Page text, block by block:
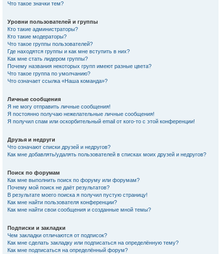
Что такое значки тем?
Уровни пользователей и группы
Кто такие администраторы?
Кто такие модераторы?
Что такое группы пользователей?
Где находятся группы и как мне вступить в них?
Как мне стать лидером группы?
Почему названия некоторых групп имеют разные цвета?
Что такое группа по умолчанию?
Что означает ссылка «Наша команда»?
Личные сообщения
Я не могу отправить личные сообщения!
Я постоянно получаю нежелательные личные сообщения!
Я получил спам или оскорбительный email от кого-то с этой конференции!
Друзья и недруги
Что означают списки друзей и недругов?
Как мне добавлять/удалять пользователей в списках моих друзей и недругов?
Поиск по форумам
Как мне выполнить поиск по форуму или форумам?
Почему мой поиск не даёт результатов?
В результате моего поиска я получил пустую страницу!
Как мне найти пользователя конференции?
Как мне найти свои сообщения и созданные мной темы?
Подписки и закладки
Чем закладки отличаются от подписок?
Как мне сделать закладку или подписаться на определённую тему?
Как мне подписаться на определённый форум?